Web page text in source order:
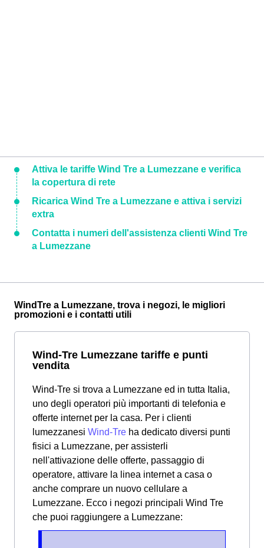
Attiva le tariffe Wind Tre a Lumezzane e verifica
la copertura di rete
Ricarica Wind Tre a Lumezzane e attiva i servizi
extra
Contatta i numeri dell'assistenza clienti Wind Tre
a Lumezzane
WindTre a Lumezzane, trova i negozi, le migliori
promozioni e i contatti utili
Wind-Tre Lumezzane tariffe e punti
vendita
Wind-Tre si trova a Lumezzane ed in tutta Italia,
uno degli operatori più importanti di telefonia e
offerte internet per la casa. Per i clienti
lumezzanesi Wind-Tre ha dedicato diversi punti
fisici a Lumezzane, per assisterli
nell'attivazione delle offerte, passaggio di
operatore, attivare la linea internet a casa o
anche comprare un nuovo cellulare a
Lumezzane. Ecco i negozi principali Wind Tre
che puoi raggiungere a Lumezzane: